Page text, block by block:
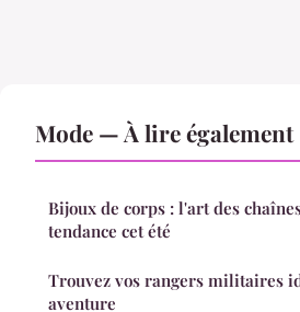
Mode — À lire également
Bijoux de corps : l'art des
tendance cet été
Trouvez vos rangers militaires
aventure